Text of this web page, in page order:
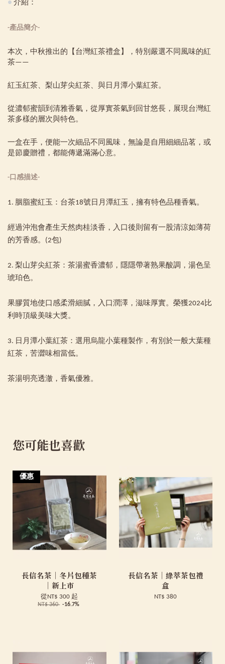
● 介紹：
-產品簡介-
本次，中秋推出的【台灣紅茶禮盒】，特別嚴選不同風味的紅
茶——
紅玉紅茶、梨山芽尖紅茶、與日月潭小葉紅茶。
從濃郁蜜韻到清雅香氣，從厚實茶氣到回甘悠長，展現台灣紅
茶多樣的層次與特色。
一盒在手，便能一次細品不同風味，無論是自用細細品茗，或
是節慶贈禮，都能傳遞滿滿心意。
-口感描述-
1. 胭脂蜜紅玉：台茶18號日月潭紅玉，擁有特色品種香氣。
經過沖泡會產生天然肉桂淡香，入口後則留有一股清涼如薄荷
的芳香感。(2包)
2. 梨山芽尖紅茶：茶湯蜜香濃郁，隱隱帶著熟果酸調，湯色呈
琥珀色。
果膠質地使口感柔滑細膩，入口潤澤，滋味厚實。榮獲2024比
利時頂級美味大獎。
3. 日月潭小葉紅茶：選用烏龍小葉種製作，有別於一般大葉種
紅茶，苦澀味相當低。
茶湯明亮透澈，香氣優雅。
您可能也喜歡
優惠
長信名茶｜冬片包種茶
｜新上市
從NT$ 300 起
NT$ 360 -16.7%
長信名茶｜綠萃茶包禮
盒
NT$ 380